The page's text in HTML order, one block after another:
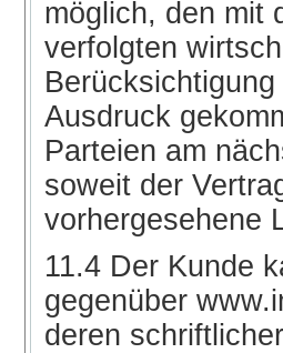
möglich, den mit
verfolgten
Ausdruck
Parteien am
soweit der
vorhergesehene
11.4 Der Kunde
gegenüber
deren